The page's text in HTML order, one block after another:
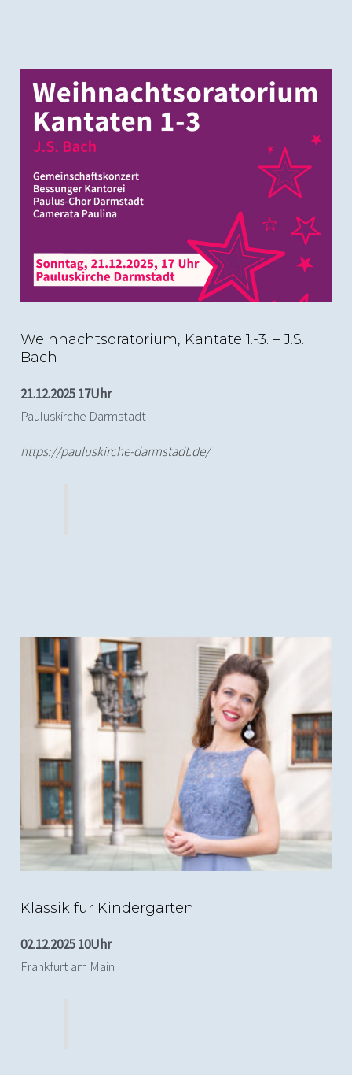
Weihnachtsoratorium, Kantate 1.-3. – J.S.
Bach
21.12.2025 17Uhr
Pauluskirche Darmstadt
https://pauluskirche-darmstadt.de/
(c) Alexander Duesterberg
Klassik für Kindergärten
02.12.2025 10Uhr
Frankfurt am Main